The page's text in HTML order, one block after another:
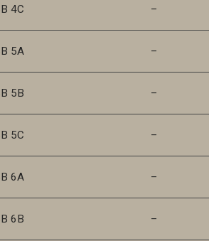
4C –
5A –
5B –
5C –
6A –
6B –